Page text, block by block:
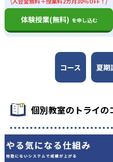
体験授業(無料) を申し込む
コース 夏期
個別教室のトライの